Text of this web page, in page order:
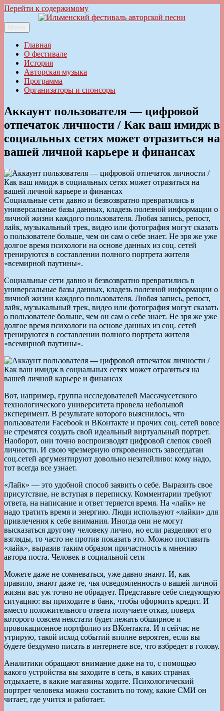
Перейти к содержимому
Ильменский фестиваль авторской песни
Меню
Главная
О фестивале
История
Авторская музыка
Программа
Организаторы и спонсоры
Аккаунт пользователя — цифровой
отпечаток личности / Как ваш имидж в
социальных сетях может отразиться на
вашей личной карьере и финансах
Социальные сети давно и безвозвратно превратились в
универсальные базы данных, кладезь полезной информации о
личной жизни каждого пользователя. Любая запись, репост,
лайк, музыкальный трек, видео или фотография могут сказать
о пользователе больше, чем он сам о себе знает. Не зря же уже
долгое время психологи на основе данных из соц. сетей
тренируются в составлении полного портрета жителя
«всемирной паутины».
Социальные сети давно и безвозвратно превратились в
универсальные базы данных, кладезь полезной информации о
личной жизни каждого пользователя. Любая запись, репост,
лайк, музыкальный трек, видео или фотография могут сказать
о пользователе больше, чем он сам о себе знает. Не зря же уже
долгое время психологи на основе данных из соц. сетей
тренируются в составлении полного портрета жителя
«всемирной паутины».
Вот, например, группа исследователей Массачусетского
технологического университета провела небольшой
эксперимент. В результате которого выяснилось, что
пользователи Facebook и ВКонтакте и прочих соц. сетей вовсе
не стремятся создать свой идеальный виртуальный портрет.
Наоборот, они точно воспроизводят цифровой слепок своей
личности. И свою чрезмерную откровенность завсегдатаи
соц.сетей аргументируют довольно незатейливо: кому надо,
тот всегда все узнает.
«Лайк» — это удобной способ заявить о себе. Выразить свое
присутствие, не вступая в переписку. Комментарии требуют
ответа, на написание и ответ теряется время. На «лайк» не
надо тратить время и энергию. Люди используют «лайки» для
привлечения к себе внимания. Иногда они не могут
высказаться другому человеку лично, но если разделяют его
взгляды, то часто не против показать это. Можно поставить
«лайк», выразив таким образом причастность к мнению
автора поста. Человек в социальной сети
Можете даже не сомневаться, уже давно знают. И, как
правило, знают даже те, чья осведомленность о вашей личной
жизни вас уж точно не обрадует. Представьте себе следующую
ситуацию: вы приходите в банк, чтобы оформить кредит. И
вместо положительного ответа получаете отказ, поверх
которого совсем некстати будет лежать обширное и
провокационное портфолио из ВКонтакта. И я сейчас не
утрирую, такой исход событий вполне вероятен, если вы
будете бездумно писать в интернете все, что взбредет в голову.
Аналитики обращают внимание даже на то, с помощью
какого устройства вы заходите в сеть, в каких странах
отдыхаете, в какие магазины ходите. Психологический
портрет человека можно составить по тому, какие СМИ он
читает, где учится и работает.